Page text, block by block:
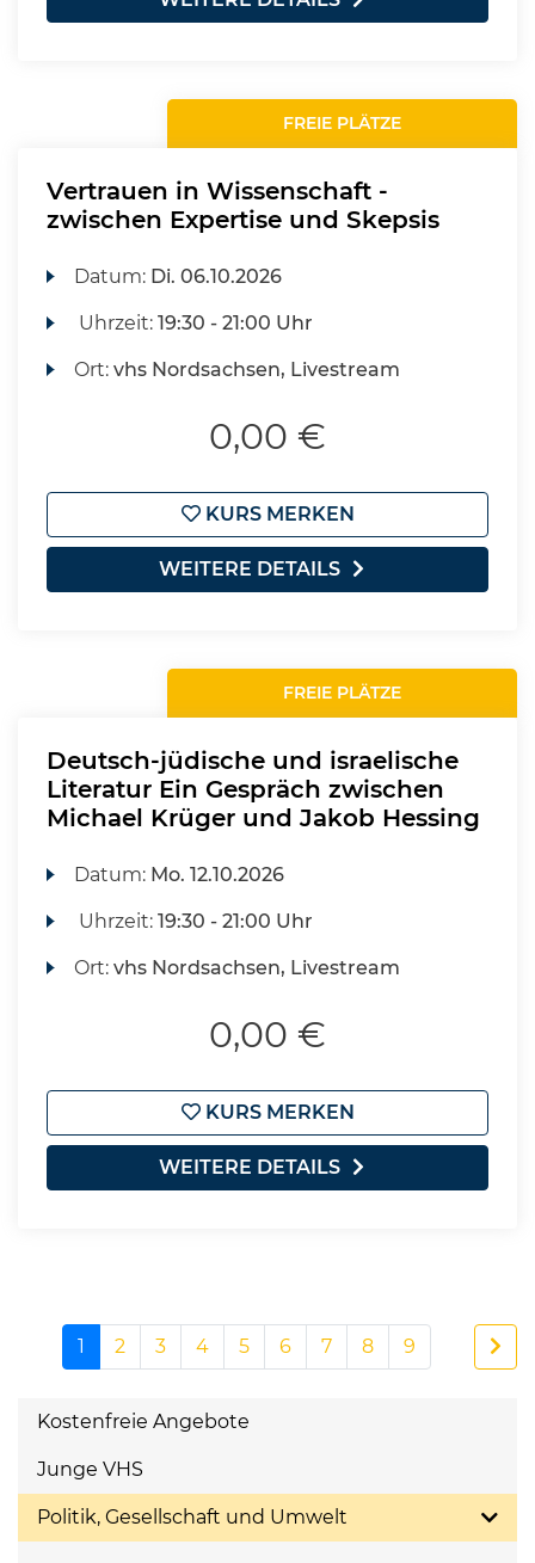
FREIE PLÄTZE
Vertrauen in Wissenschaft -
zwischen Expertise und Skepsis
Datum: Di. 06.10.2026
Uhrzeit:19:30 - 21:00 Uhr
Ort:vhs Nordsachsen, Livestream
0,00 €
KURS MERKEN
WEITERE DETAILS
FREIE PLÄTZE
Deutsch-jüdische und israelische
Literatur Ein Gespräch zwischen
Michael Krüger und Jakob Hessing
Datum: Mo. 12.10.2026
Uhrzeit:19:30 - 21:00 Uhr
Ort:vhs Nordsachsen, Livestream
0,00 €
KURS MERKEN
WEITERE DETAILS
1 2 3 4 5 6 7 8 9
Kostenfreie Angebote
Junge VHS
Politik, Gesellschaft und Umwelt